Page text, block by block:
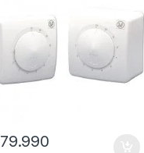
79.990